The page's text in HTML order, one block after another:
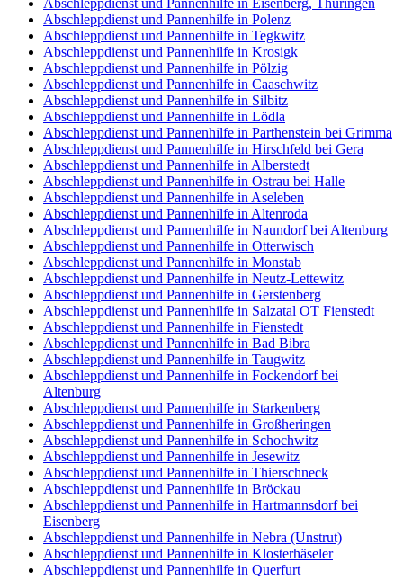
Abschleppdienst und Pannenhilfe in Eisenberg, Thüringen
Abschleppdienst und Pannenhilfe in Polenz
Abschleppdienst und Pannenhilfe in Tegkwitz
Abschleppdienst und Pannenhilfe in Krosigk
Abschleppdienst und Pannenhilfe in Pölzig
Abschleppdienst und Pannenhilfe in Caaschwitz
Abschleppdienst und Pannenhilfe in Silbitz
Abschleppdienst und Pannenhilfe in Lödla
Abschleppdienst und Pannenhilfe in Parthenstein bei Grimma
Abschleppdienst und Pannenhilfe in Hirschfeld bei Gera
Abschleppdienst und Pannenhilfe in Alberstedt
Abschleppdienst und Pannenhilfe in Ostrau bei Halle
Abschleppdienst und Pannenhilfe in Aseleben
Abschleppdienst und Pannenhilfe in Altenroda
Abschleppdienst und Pannenhilfe in Naundorf bei Altenburg
Abschleppdienst und Pannenhilfe in Otterwisch
Abschleppdienst und Pannenhilfe in Monstab
Abschleppdienst und Pannenhilfe in Neutz-Lettewitz
Abschleppdienst und Pannenhilfe in Gerstenberg
Abschleppdienst und Pannenhilfe in Salzatal OT Fienstedt
Abschleppdienst und Pannenhilfe in Fienstedt
Abschleppdienst und Pannenhilfe in Bad Bibra
Abschleppdienst und Pannenhilfe in Taugwitz
Abschleppdienst und Pannenhilfe in Fockendorf bei
Altenburg
Abschleppdienst und Pannenhilfe in Starkenberg
Abschleppdienst und Pannenhilfe in Großheringen
Abschleppdienst und Pannenhilfe in Schochwitz
Abschleppdienst und Pannenhilfe in Jesewitz
Abschleppdienst und Pannenhilfe in Thierschneck
Abschleppdienst und Pannenhilfe in Bröckau
Abschleppdienst und Pannenhilfe in Hartmannsdorf bei
Eisenberg
Abschleppdienst und Pannenhilfe in Nebra (Unstrut)
Abschleppdienst und Pannenhilfe in Klosterhäseler
Abschleppdienst und Pannenhilfe in Querfurt